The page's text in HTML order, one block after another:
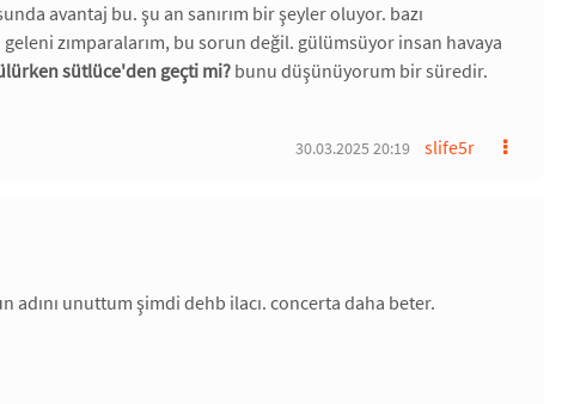
avantaj bu. şu an sanırım bir şeyler oluyor. bazı
zımparalarım, bu sorun değil. gülümsüyor insan havaya
sütlüce'den geçti mi? bunu düşünüyorum bir süredir.
slife5r
30.03.2025 20:19
unuttum şimdi dehb ilacı. concerta daha beter.